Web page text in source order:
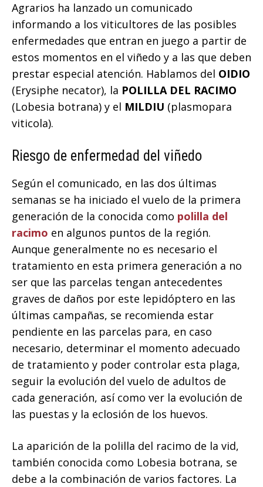
Agrarios ha lanzado un comunicado
informando a los viticultores de las posibles
enfermedades que entran en juego a partir de
estos momentos en el viñedo y a las que deben
prestar especial atención. Hablamos del OIDIO
(Erysiphe necator), la POLILLA DEL RACIMO
(Lobesia botrana) y el MILDIU (plasmopara
viticola).
Riesgo de enfermedad del viñedo
Según el comunicado, en las dos últimas
semanas se ha iniciado el vuelo de la primera
generación de la conocida como polilla del
racimo en algunos puntos de la región.
Aunque generalmente no es necesario el
tratamiento en esta primera generación a no
ser que las parcelas tengan antecedentes
graves de daños por este lepidóptero en las
últimas campañas, se recomienda estar
pendiente en las parcelas para, en caso
necesario, determinar el momento adecuado
de tratamiento y poder controlar esta plaga,
seguir la evolución del vuelo de adultos de
cada generación, así como ver la evolución de
las puestas y la eclosión de los huevos.
La aparición de la polilla del racimo de la vid,
también conocida como Lobesia botrana, se
debe a la combinación de varios factores. La